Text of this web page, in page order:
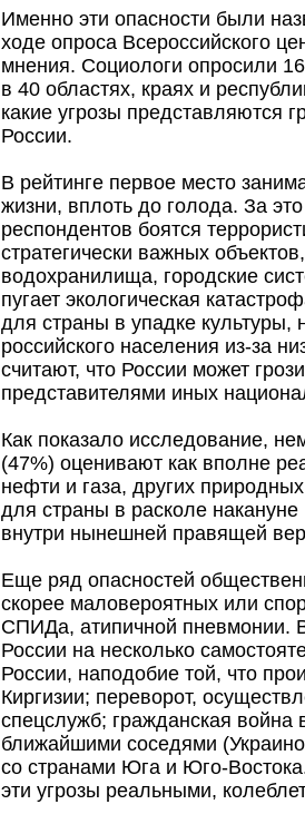
Именно эти опасности были
ходе опроса Всероссийского
мнения. Социологи опросили
в 40 областях, краях и
какие угрозы представляются
России.
В рейтинге первое место
жизни, вплоть до голода. За
респондентов боятся
стратегически важных
водохранилища, городские
пугает экологическая
для страны в упадке культуры,
российского населения из-за
считают, что России может
представителями иных
Как показало исследование,
(47%) оценивают как вполне
нефти и газа, других
для страны в расколе
внутри нынешней правящей
Еще ряд опасностей
скорее маловероятных или
СПИДа, атипичной пневмонии.
России на несколько
России, наподобие той, что
Киргизии; переворот,
спецслужб; гражданская
ближайшими соседями
со странами Юга и Юго-
эти угрозы реальными,